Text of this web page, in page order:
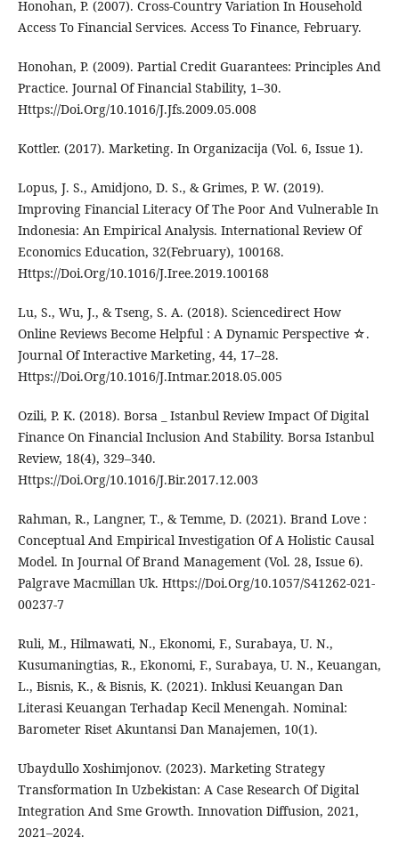
Honohan, P. (2007). Cross-Country Variation In Household
Access To Financial Services. Access To Finance, February.
Honohan, P. (2009). Partial Credit Guarantees: Principles And
Practice. Journal Of Financial Stability, 1–30.
Https://Doi.Org/10.1016/J.Jfs.2009.05.008
Kottler. (2017). Marketing. In Organizacija (Vol. 6, Issue 1).
Lopus, J. S., Amidjono, D. S., & Grimes, P. W. (2019).
Improving Financial Literacy Of The Poor And Vulnerable In
Indonesia: An Empirical Analysis. International Review Of
Economics Education, 32(February), 100168.
Https://Doi.Org/10.1016/J.Iree.2019.100168
Lu, S., Wu, J., & Tseng, S. A. (2018). Sciencedirect How
Online Reviews Become Helpful : A Dynamic Perspective ☆.
Journal Of Interactive Marketing, 44, 17–28.
Https://Doi.Org/10.1016/J.Intmar.2018.05.005
Ozili, P. K. (2018). Borsa _ Istanbul Review Impact Of Digital
Finance On Financial Inclusion And Stability. Borsa Istanbul
Review, 18(4), 329–340.
Https://Doi.Org/10.1016/J.Bir.2017.12.003
Rahman, R., Langner, T., & Temme, D. (2021). Brand Love :
Conceptual And Empirical Investigation Of A Holistic Causal
Model. In Journal Of Brand Management (Vol. 28, Issue 6).
Palgrave Macmillan Uk. Https://Doi.Org/10.1057/S41262-021-
00237-7
Ruli, M., Hilmawati, N., Ekonomi, F., Surabaya, U. N.,
Kusumaningtias, R., Ekonomi, F., Surabaya, U. N., Keuangan,
L., Bisnis, K., & Bisnis, K. (2021). Inklusi Keuangan Dan
Literasi Keuangan Terhadap Kecil Menengah. Nominal:
Barometer Riset Akuntansi Dan Manajemen, 10(1).
Ubaydullo Xoshimjonov. (2023). Marketing Strategy
Transformation In Uzbekistan: A Case Research Of Digital
Integration And Sme Growth. Innovation Diffusion, 2021,
2021–2024.